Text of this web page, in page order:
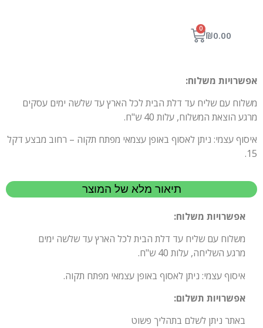
₪0.00
0
אפשרויות משלוח:
משלוח עם שליח עד דלת הבית לכל הארץ עד שלשה ימים עסקים
מרגע הוצאת המשלוח, עלות 40 ש"ח.
איסוף עצמי: ניתן לאסוף באופן עצמאי מפתח תקוה – רחוב מבצע דקל
15.
תיאור מלא של המוצר
אפשרויות משלוח:
משלוח עם שליח עד דלת הבית לכל הארץ עד שלשה ימים
מרגע השליחה, עלות 40 ש"ח.
איסוף עצמי: ניתן לאסוף באופן עצמאי מפתח תקוה.
אפשרויות תשלום:
באתר ניתן לשלם בתהליך פשוט